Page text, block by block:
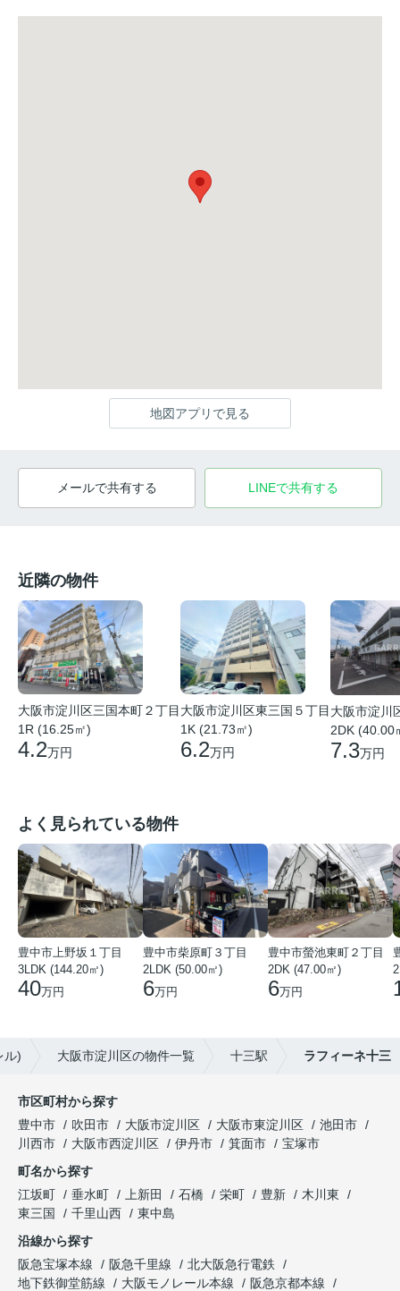
地図アプリで見る
メールで共有する LINEで共有する
近隣の物件
大阪市淀川区三国本町２丁目
1R (16.25㎡)
4.2万円
大阪市淀川区東三国５丁目
1K (21.73㎡)
6.2万円
大阪市淀川
2DK (40.00
7.3万円
よく見られている物件
豊中市上野坂１丁目
3LDK (144.20㎡)
40万円
豊中市柴原町３丁目
2LDK (50.00㎡)
6万円
豊中市螢池東町２丁目
2DK (47.00㎡)
6万円
ル) 大阪市淀川区の物件一覧 十三駅 ラフィーネ十三
市区町村から探す
豊中市
吹田市 大阪市淀川区 大阪市東淀川区
池田市
川西市
大阪市西淀川区 伊丹市 箕面市
宝塚市
町名から探す
江坂町
垂水町 上新田 石橋 栄町 豊新
木川東
東三国
千里山西
東中島
沿線から探す
阪急宝塚本線
阪急千里線
北大阪急行電鉄
地下鉄御堂筋線
大阪モノレール本線
阪急京都本線